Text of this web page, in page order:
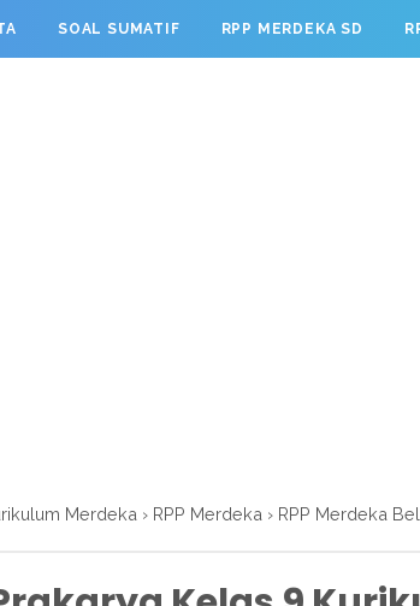
{
SOAL SUMATIF RPP MERDEKA SD
Merdeka › RPP Merdeka › RPP Merdeka